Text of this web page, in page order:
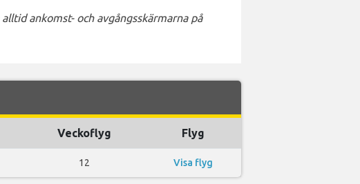
ankomst- och avgångsskärmarna på
Veckoflyg Flyg
12 Visa flyg